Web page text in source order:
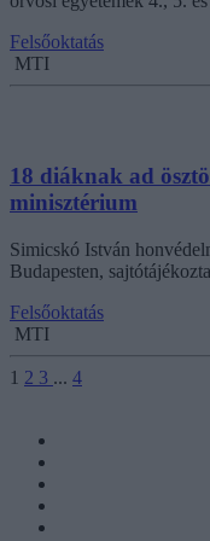
Felsőoktatás
MTI
18 diáknak ad
minisztérium
Simicskó István
Budapesten,
Felsőoktatás
MTI
1 2 3 ... 4